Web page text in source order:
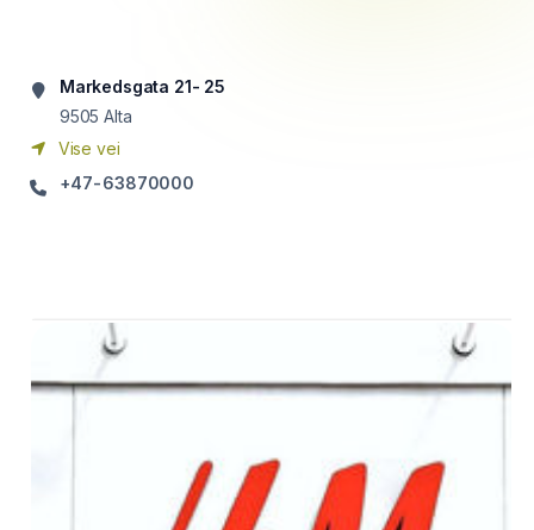
Markedsgata 21- 25
9505 Alta
Vise vei
+47-63870000